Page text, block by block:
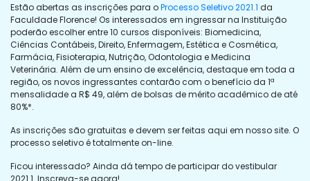
Estão abertas as inscrições para oProcesso Seletivo 2021.1 da
Faculdade Florence! Os interessados em ingressar na Instituição
poderão escolher entre 10 cursos disponíveis: Biomedicina,
Ciências Contábeis, Direito, Enfermagem, Estética e Cosmética,
Farmácia, Fisioterapia, Nutrição, Odontologia e Medicina
Veterinária. Além de um ensino de excelência, destaque em toda a
região, os novos ingressantes contarão com o benefício da 1ª
mensalidade a R$ 49, além de bolsas de mérito acadêmico de até
80%*.
As inscrições são gratuitas e devem ser feitas aqui em nosso site. O
processo seletivo é totalmente on-line.
Ficou interessado? Ainda dá tempo de participar do vestibular
2021.1. Inscreva-se agora!